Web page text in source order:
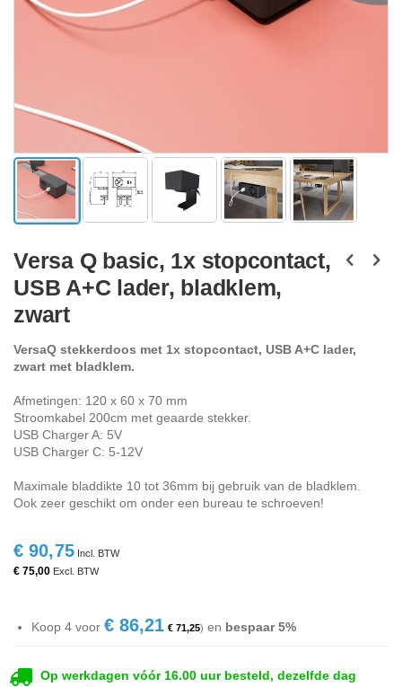
naar
het
begin
de
gallerij
Versa Q basic, 1x stopcontact,
USB A+C lader, bladklem,
zwart
VersaQ stekkerdoos met 1x stopcontact, USB A+C lader,
zwart met bladklem.
Afmetingen: 120 x 60 x 70 mm
Stroomkabel 200cm met geaarde stekker.
USB Charger A: 5V
USB Charger C: 5-12V
Maximale bladdikte 10 tot 36mm bij gebruik van de bladklem.
Ook zeer geschikt om onder een bureau te schroeven!
€ 90,75
€ 75,00
Koop 4 voor € 86,21 € 71,25 en bespaar5%
Op werkdagen vóór 16.00 uur besteld, dezelfde dag